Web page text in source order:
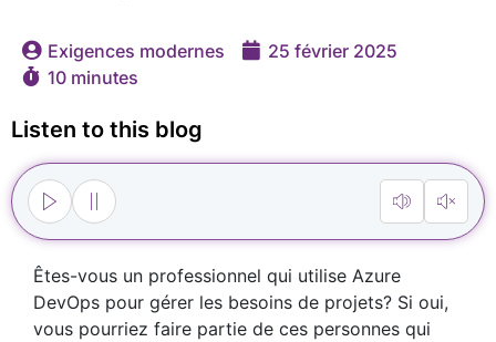
Exigences modernes
25 février 2025
10 minutes
Listen to this blog
Êtes-vous un professionnel qui utilise Azure
DevOps pour gérer les besoins de projets? Si oui,
vous pourriez faire partie de ces personnes qui